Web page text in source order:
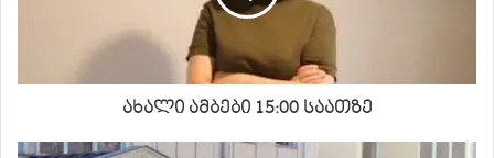
ახალი ამბები 15:00 საათზე